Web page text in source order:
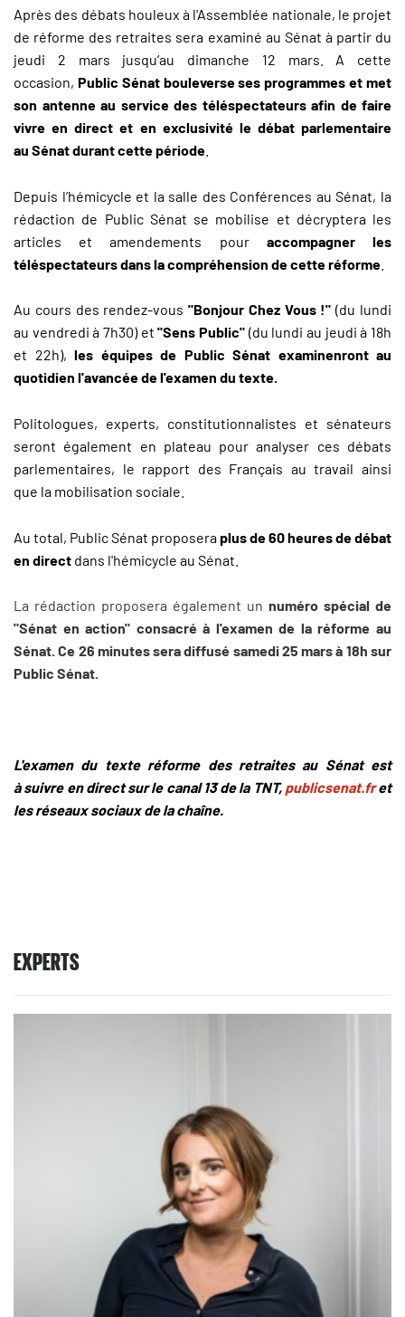
Après des débats houleux à l'Assemblée nationale, le projet
de réforme des retraites sera examiné au Sénat à partir du
jeudi 2 mars jusqu’au dimanche 12 mars. A cette
occasion, Public Sénat bouleverse ses programmes et met
son antenne au service des téléspectateurs afin de faire
vivre en direct et en exclusivité le débat parlementaire
au Sénat durant cette période
Depuis l’hémicycle et la salle des Conférences au Sénat, la
rédaction de Public Sénat se mobilise et décryptera les
articles et amendements pour accompagner les
téléspectateurs dans la compréhension de cette réforme
Au cours des rendez-vous"Bonjour Chez Vous !"(du lundi
au vendredi à 7h30) et"Sens Public" (du lundi au jeudi à 18h
et 22h), les équipes de Public Sénat examinenront au
quotidien l'avancée de l'examen du texte.
Politologues, experts, constitutionnalistes et sénateurs
seront également en plateau pour analyser ces débats
parlementaires, le rapport des Français au travail ainsi
que la mobilisation sociale.
Au total, Public Sénat proposeraplus de 60 heures de débat
en direct dans l'hémicycle au Sénat.
La rédaction proposera également un numéro spécial de
"Sénat en action" consacré à l'examen de la réforme au
Sénat. Ce 26 minutes sera diffusé samedi 25 mars à 18h sur
Public Sénat.
L'examen du texte réforme des retraites au Sénat est
à suivre en direct sur le canal 13 de la TNT, publicsenat.fret
les réseaux sociaux de la chaîne.
EXPERTS